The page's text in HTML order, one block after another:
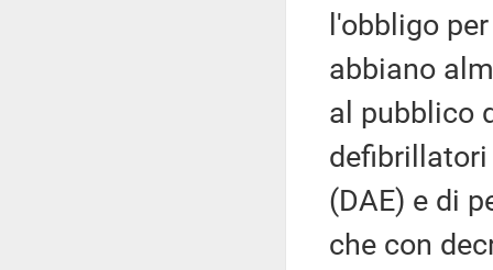
l'obbligo
abbiano
al pubblico
(DAE) e di
che con